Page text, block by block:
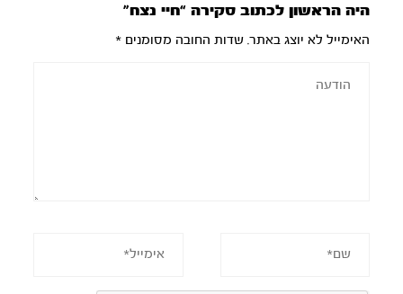
היה הראשון לכתוב סקירה “חיי נצח”
האימייל לא יוצג באתר. שדות החובה מסומנים*